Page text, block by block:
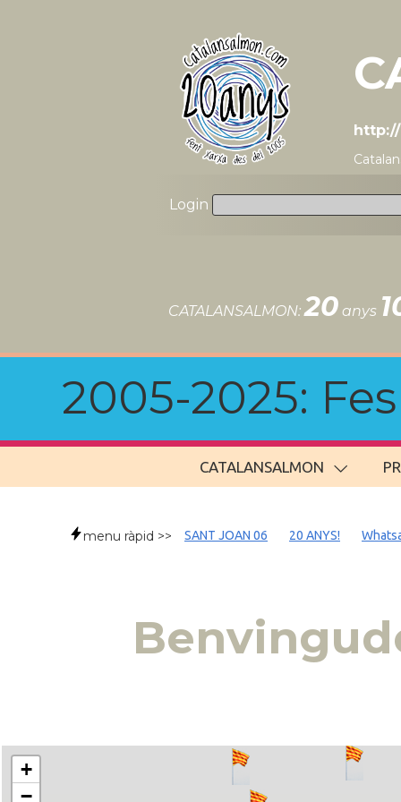
Login
CATALANSALMON:20anys
2005-2025:
CATALANSALMON
menu ràpid >> SANT JOAN 06 20 ANYS!
+
−